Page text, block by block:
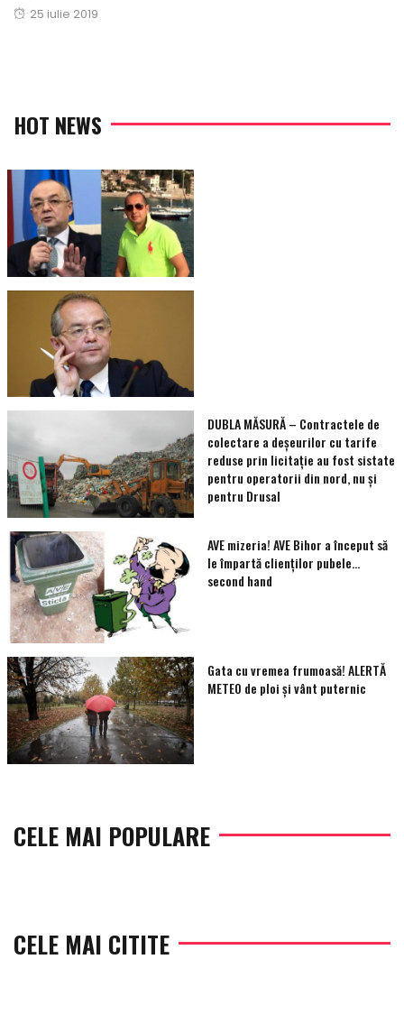
Posted
25 iulie 2019
HOT NEWS
DUBLA MĂSURĂ – Contractele de
colectare a deșeurilor cu tarife
reduse prin licitație au fost sistate
pentru operatorii din nord, nu și
pentru Drusal
AVE mizeria! AVE Bihor a început să
le împartă clienţilor pubele…
second hand
Gata cu vremea frumoasă! ALERTĂ
METEO de ploi și vânt puternic
CELE MAI POPULARE
CELE MAI CITITE